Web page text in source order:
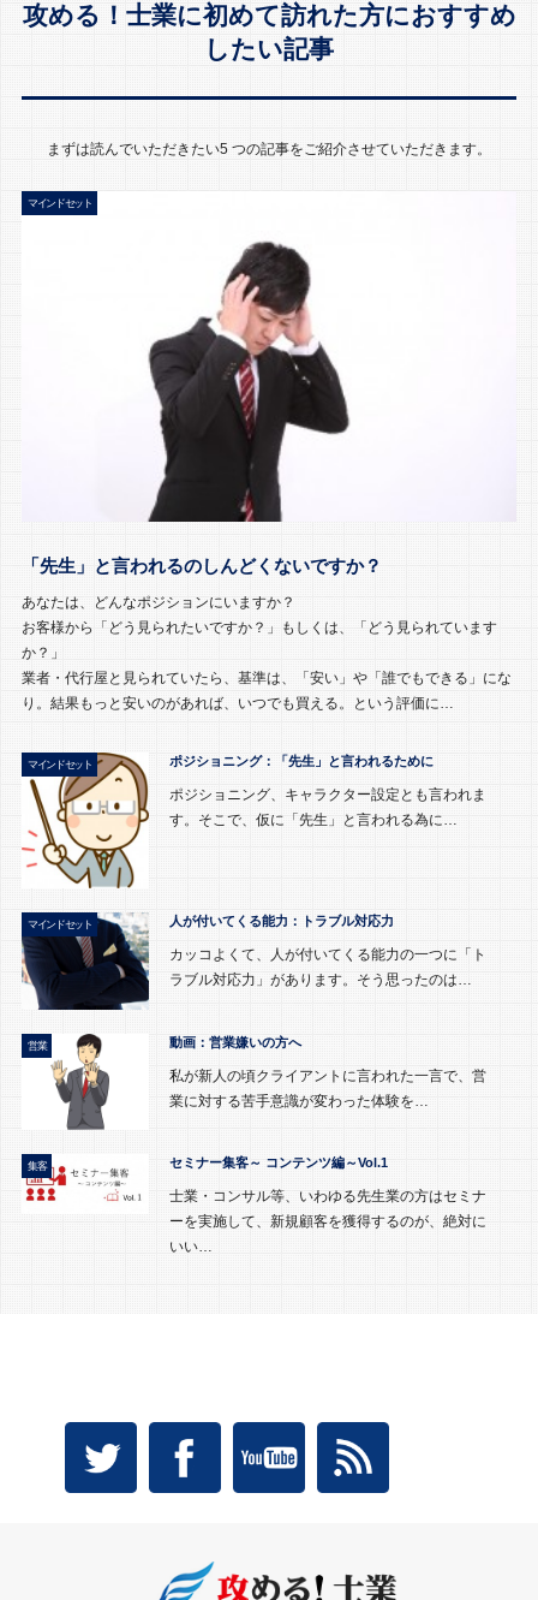
攻める！士業に初めて訪れた方におすすめ
したい記事
まずは読んでいただきたい5 つの記事をご紹介させていただきます。
マインドセット
「先生」と言われるのしんどくないですか？
あなたは、どんなポジションにいますか？
お客様から「どう見られたいですか？」もしくは、「どう見られています
か？」
業者・代行屋と見られていたら、基準は、「安い」や「誰でもできる」にな
り。結果もっと安いのがあれば、いつでも買える。という評価に…
マインドセット ポジショニング：「先生」と言われるために
ポジショニング、キャラクター設定とも言われま
す。そこで、仮に「先生」と言われる為に…
マインドセット 人が付いてくる能力：トラブル対応力
カッコよくて、人が付いてくる能力の一つに「ト
ラブル対応力」があります。そう思ったのは…
営業 動画：営業嫌いの方へ
私が新人の頃クライアントに言われた一言で、営
業に対する苦手意識が変わった体験を…
集客 セミナー集客～ コンテンツ編～Vol.1
士業・コンサル等、いわゆる先生業の方はセミナ
ーを実施して、新規顧客を獲得するのが、絶対に
いい…